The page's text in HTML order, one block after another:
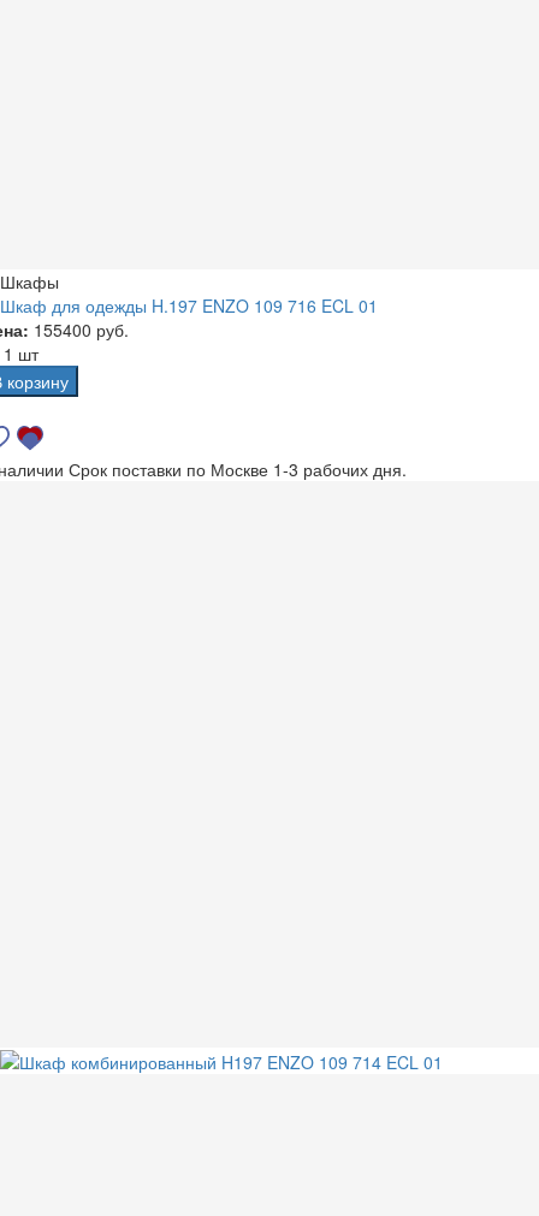
Шкафы
Шкаф для одежды H.197 ENZO 109 716 ECL 01
155400 руб.
1 шт
корзину
Срок поставки по Москве 1-3 рабочих дня.